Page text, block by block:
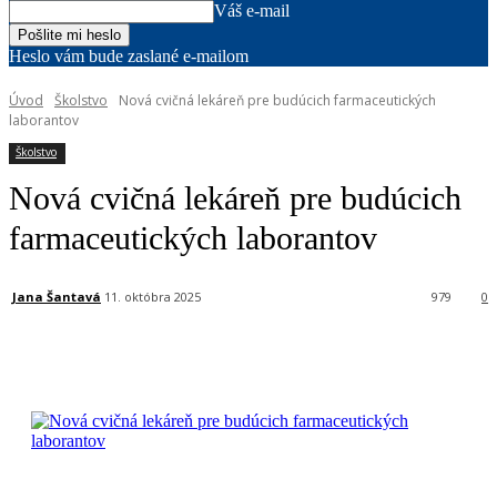
Váš e-mail
Heslo vám bude zaslané e-mailom
Úvod Školstvo
Nová cvičná lekáreň pre budúcich farmaceutických
laborantov
Školstvo
Nová cvičná lekáreň pre budúcich
farmaceutických laborantov
Jana Šantavá 11. októbra 2025 0
979